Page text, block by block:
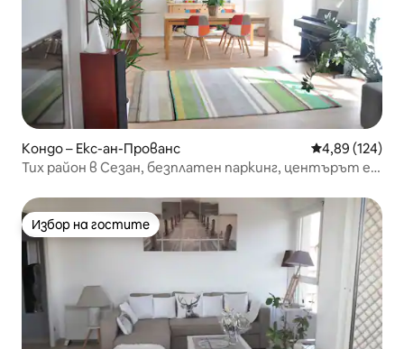
Кондо – Екс-ан-Прованс Средна
4,89 (124)
Тих район в Сезан, безплатен паркинг, центърът е
Избор на гостите
Избор на гостите